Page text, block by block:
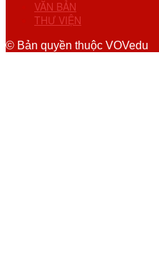
VĂN BẢN
THƯ VIỆN
© Bản quyền thuộc VOVedu